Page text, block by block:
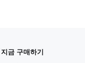
지금 구매하기